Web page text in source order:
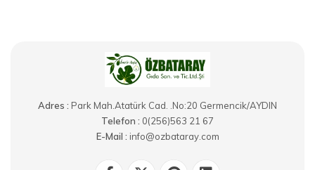
Adres : Park Mah.Atatürk Cad. .No:20 Germencik/AYDIN
Telefon : 0(256)563 21 67
E-Mail : info@ozbataray.com